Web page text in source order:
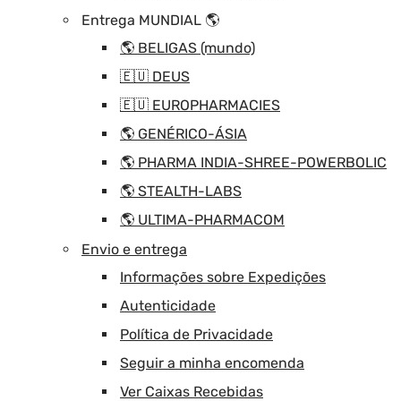
Entrega MUNDIAL 🌎
🌎 BELIGAS (mundo)
🇪🇺 DEUS
🇪🇺 EUROPHARMACIES
🌎 GENÉRICO-ÁSIA
🌎 PHARMA INDIA-SHREE-POWERBOLIC
🌎 STEALTH-LABS
🌎 ULTIMA-PHARMACOM
Envio e entrega
Informações sobre Expedições
Autenticidade
Política de Privacidade
Seguir a minha encomenda
Ver Caixas Recebidas